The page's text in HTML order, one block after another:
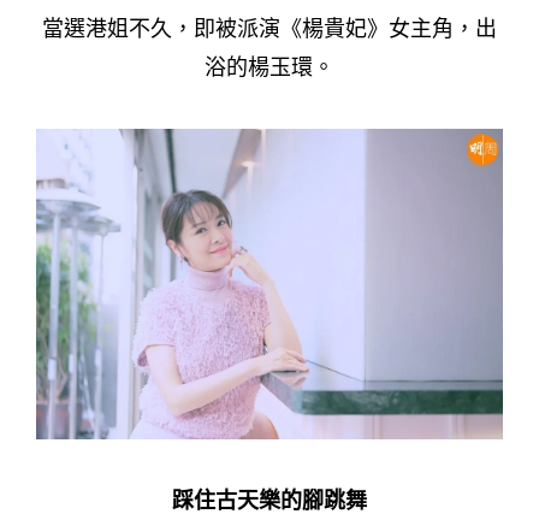
當選港姐不久，即被派演《楊貴妃》女主角，出
浴的楊玉環。
踩住古天樂的腳跳舞